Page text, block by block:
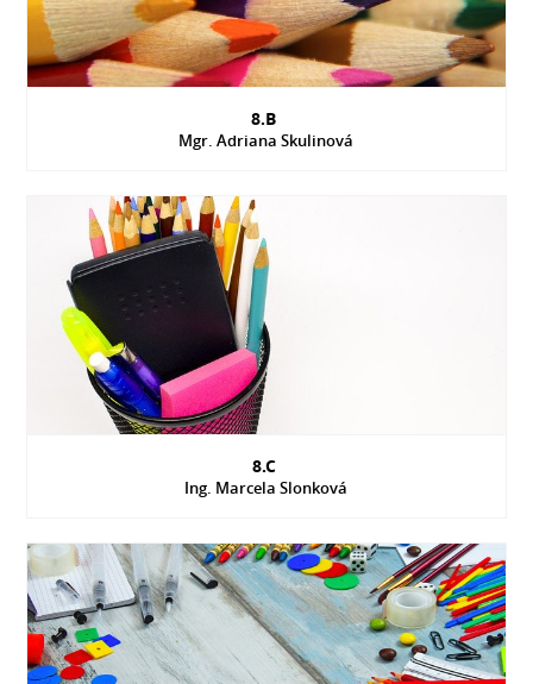
8.B
Mgr. Adriana Skulinová
8.C
Ing. Marcela Slonková